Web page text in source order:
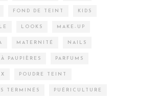
FOND DE TEINT KIDS
LOOKS MAKE-UP
MATERNITÉ NAILS
PAUPIÈRES PARFUMS
POUDRE TEINT
TERMINÉS PUÉRICULTURE